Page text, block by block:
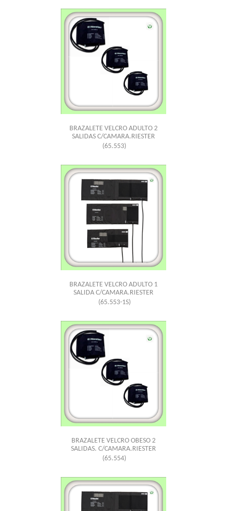
BRAZALETE VELCRO ADULTO 2
SALIDAS C/CAMARA.RIESTER
(65.553)
BRAZALETE VELCRO ADULTO 1
SALIDA C/CAMARA.RIESTER
(65.553-1S)
BRAZALETE VELCRO OBESO 2
SALIDAS. C/CAMARA.RIESTER
(65.554)